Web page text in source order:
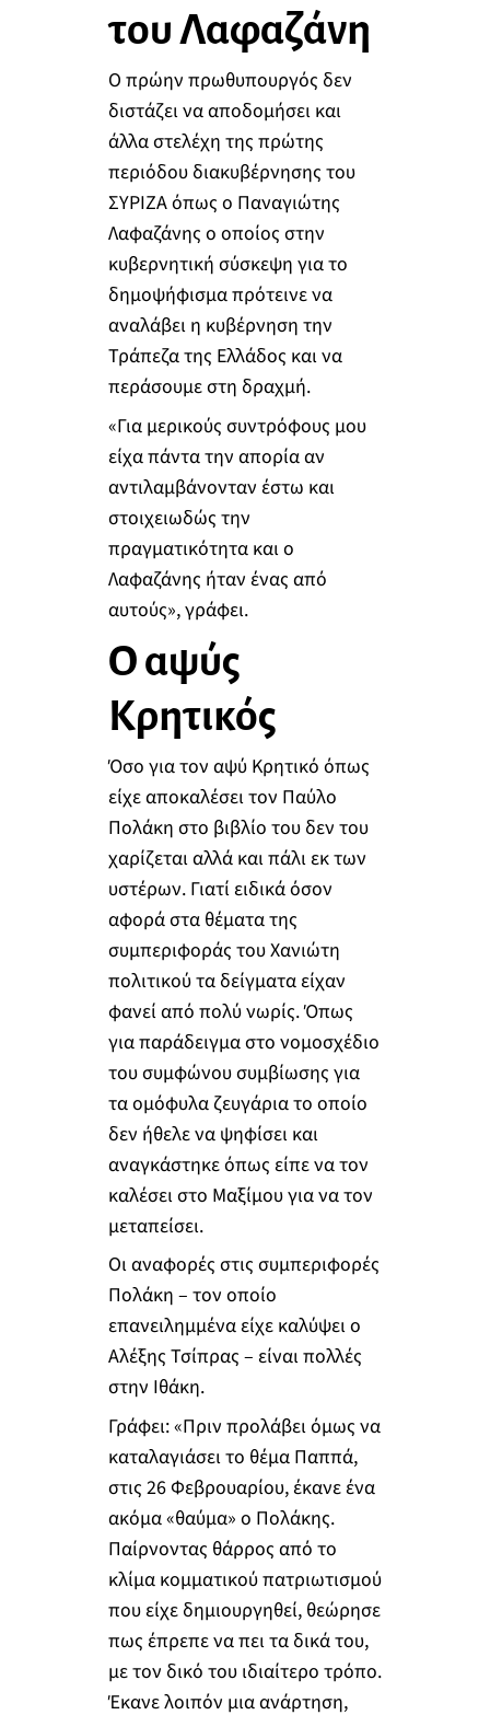
του Λαφαζάνη
Ο πρώην πρωθυπουργός δεν
διστάζει να αποδομήσει και
άλλα στελέχη της πρώτης
περιόδου διακυβέρνησης του
ΣΥΡΙΖΑ όπως ο Παναγιώτης
Λαφαζάνης ο οποίος στην
κυβερνητική σύσκεψη για το
δημοψήφισμα πρότεινε να
αναλάβει η κυβέρνηση την
Τράπεζα της Ελλάδος και να
περάσουμε στη δραχμή.
«Για μερικούς συντρόφους μου
είχα πάντα την απορία αν
αντιλαμβάνονταν έστω και
στοιχειωδώς την
πραγματικότητα και ο
Λαφαζάνης ήταν ένας από
αυτούς», γράφει.
Ο αψύς
Κρητικός
Όσο για τον αψύ Κρητικό όπως
είχε αποκαλέσει τον Παύλο
Πολάκη στο βιβλίο του δεν του
χαρίζεται αλλά και πάλι εκ των
υστέρων. Γιατί ειδικά όσον
αφορά στα θέματα της
συμπεριφοράς του Χανιώτη
πολιτικού τα δείγματα είχαν
φανεί από πολύ νωρίς. Όπως
για παράδειγμα στο νομοσχέδιο
του συμφώνου συμβίωσης για
τα ομόφυλα ζευγάρια το οποίο
δεν ήθελε να ψηφίσει και
αναγκάστηκε όπως είπε να τον
καλέσει στο Μαξίμου για να τον
μεταπείσει.
Οι αναφορές στις συμπεριφορές
Πολάκη – τον οποίο
επανειλημμένα είχε καλύψει ο
Αλέξης Τσίπρας – είναι πολλές
στην Ιθάκη.
Γράφει: «Πριν προλάβει όμως να
καταλαγιάσει το θέμα Παππά,
στις 26 Φεβρουαρίου, έκανε ένα
ακόμα «θαύμα» ο Πολάκης.
Παίρνοντας θάρρος από το
κλίμα κομματικού πατριωτισμού
που είχε δημιουργηθεί, θεώρησε
πως έπρεπε να πει τα δικά του,
με τον δικό του ιδιαίτερο τρόπο.
Έκανε λοιπόν μια ανάρτηση,